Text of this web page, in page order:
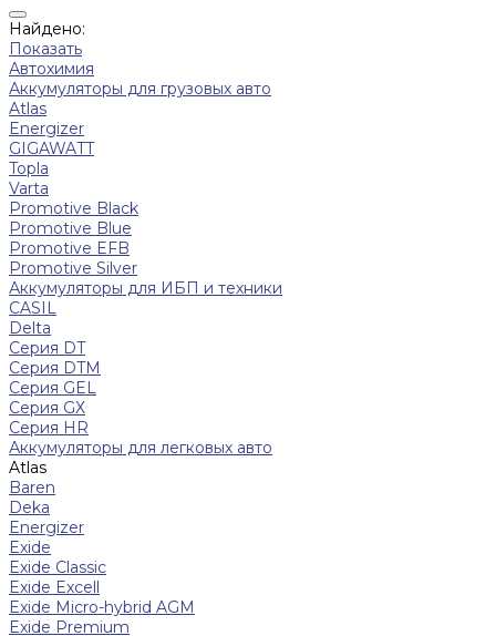
Найдено:
Показать
Автохимия
Аккумуляторы для грузовых авто
Atlas
Energizer
GIGAWATT
Topla
Varta
Promotive Black
Promotive Blue
Promotive EFB
Promotive Silver
Аккумуляторы для ИБП и техники
CASIL
Delta
Серия DT
Серия DTM
Серия GEL
Серия GХ
Серия HR
Аккумуляторы для легковых авто
Atlas
Baren
Deka
Energizer
Exide
Exide Classic
Exide Excell
Exide Micro-hybrid AGM
Exide Premium